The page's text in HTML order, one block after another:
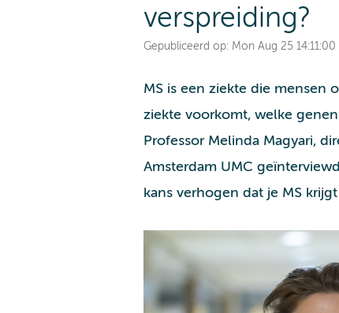
verspreiding?
Gepubliceerd op: Mon Aug 25 14:11:00
MS is een ziekte die mensen
ziekte voorkomt, welke
Professor Melinda Magyari,
Amsterdam UMC
kans verhogen dat je MS